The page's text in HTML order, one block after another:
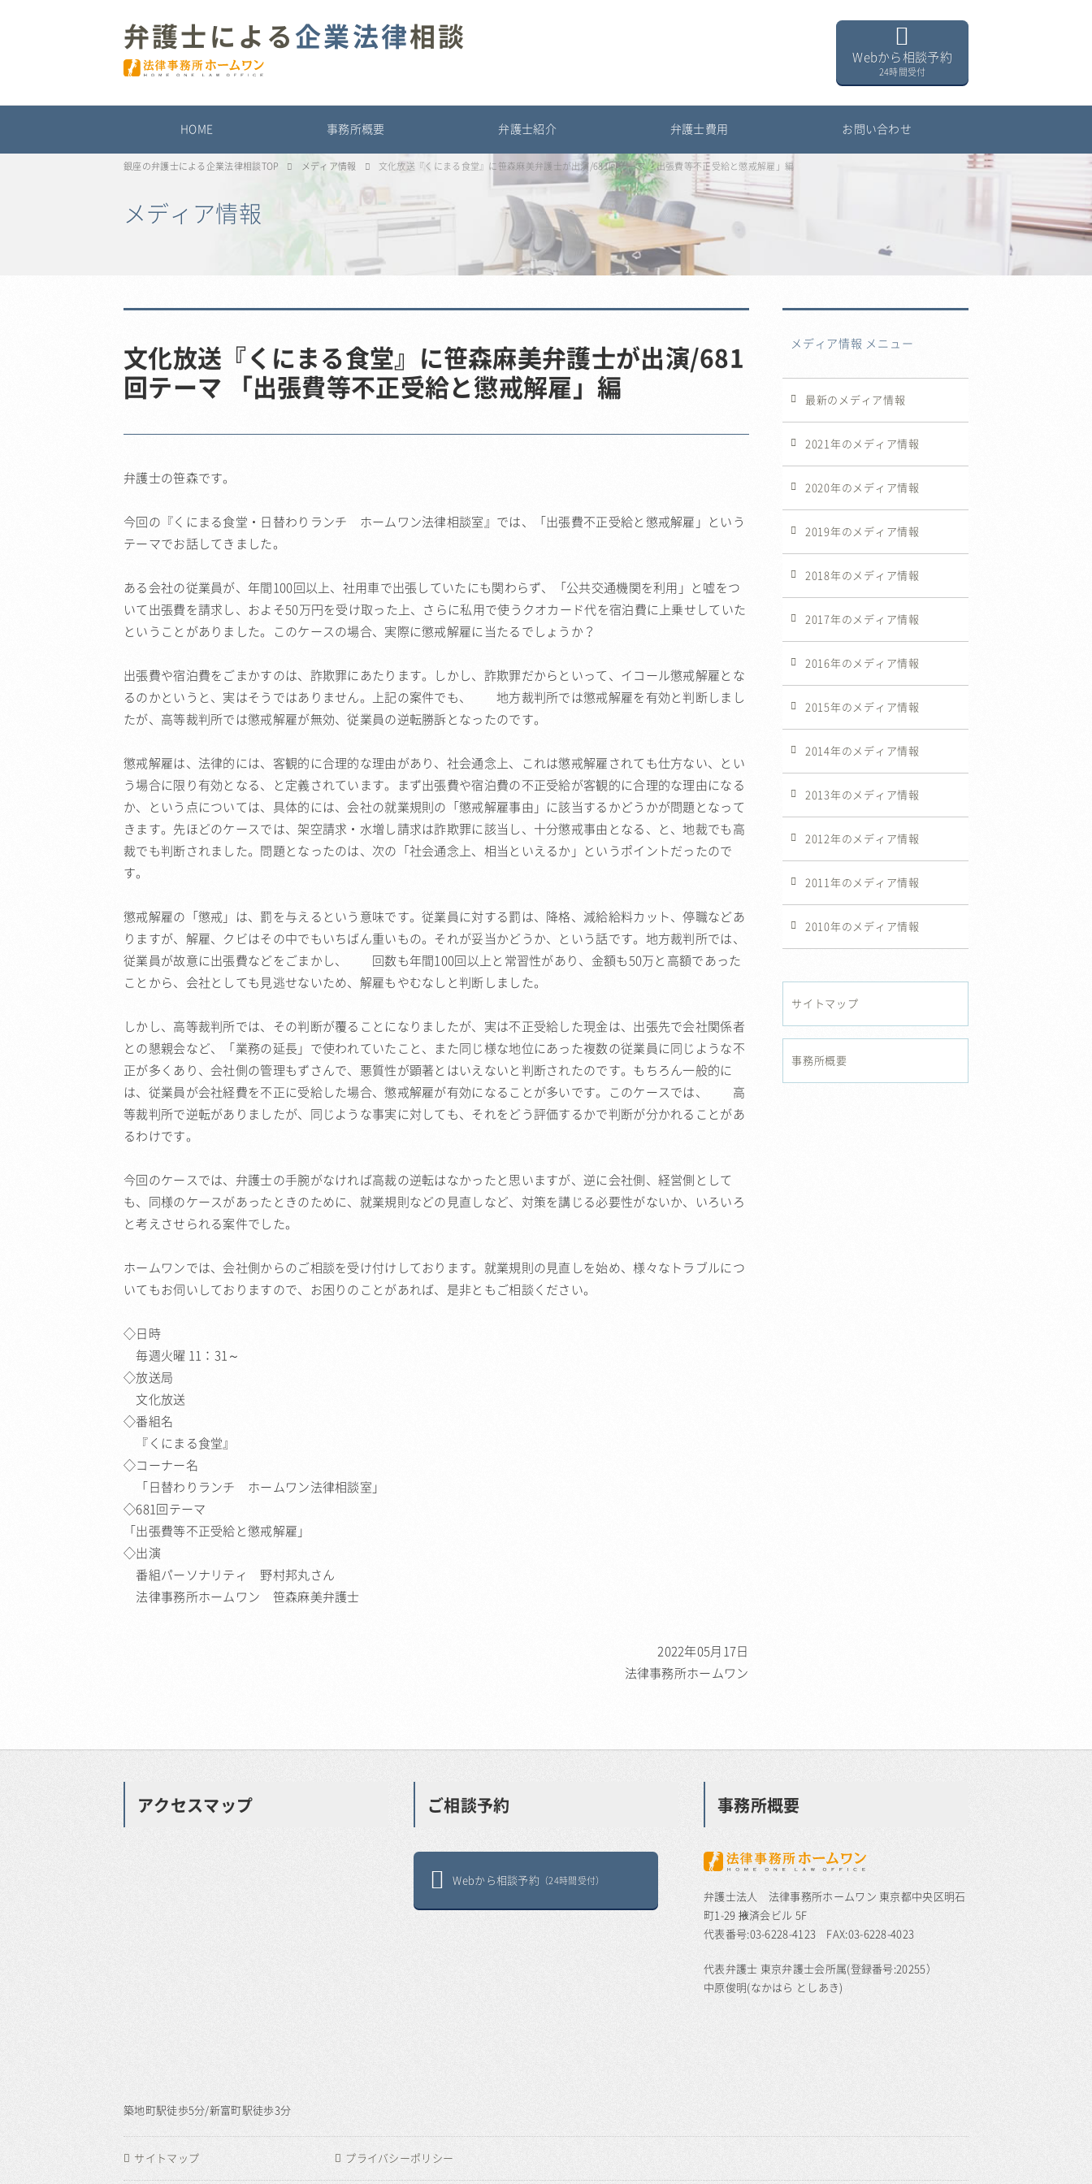
弁護士による企業法律相談
Webから相談予約
24時間受付
HOME 事務所概要 弁護士紹介 弁護士費用 お問い合わせ
銀座の弁護士による企業法律相談TOP メディア情報 文化放送『くにまる食堂』に笹森麻美弁護士が出演/681回テーマ 「出張費等不正受給と懲戒解雇」編
メディア情報
文化放送『くにまる食堂』に笹森麻美弁護士が出演/681
回テーマ 「出張費等不正受給と懲戒解雇」編
弁護士の笹森です。
今回の『くにまる食堂・日替わりランチ ホームワン法律相談室』では、「出張費不正受給と懲戒解雇」という
テーマでお話してきました。
ある会社の従業員が、年間100回以上、社用車で出張していたにも関わらず、「公共交通機関を利用」と嘘をつ
いて出張費を請求し、およそ50万円を受け取った上、さらに私用で使うクオカード代を宿泊費に上乗せしていた
ということがありました。このケースの場合、実際に懲戒解雇に当たるでしょうか？
出張費や宿泊費をごまかすのは、詐欺罪にあたります。しかし、詐欺罪だからといって、イコール懲戒解雇とな
るのかというと、実はそうではありません。上記の案件でも、 地方裁判所では懲戒解雇を有効と判断しまし
たが、高等裁判所では懲戒解雇が無効、従業員の逆転勝訴となったのです。
懲戒解雇は、法律的には、客観的に合理的な理由があり、社会通念上、これは懲戒解雇されても仕方ない、とい
う場合に限り有効となる、と定義されています。まず出張費や宿泊費の不正受給が客観的に合理的な理由になる
か、という点については、具体的には、会社の就業規則の「懲戒解雇事由」に該当するかどうかが問題となって
きます。先ほどのケースでは、架空請求・水増し請求は詐欺罪に該当し、十分懲戒事由となる、と、地裁でも高
裁でも判断されました。問題となったのは、次の「社会通念上、相当といえるか」というポイントだったので
す。
懲戒解雇の「懲戒」は、罰を与えるという意味です。従業員に対する罰は、降格、減給給料カット、停職などあ
りますが、解雇、クビはその中でもいちばん重いもの。それが妥当かどうか、という話です。地方裁判所では、
従業員が故意に出張費などをごまかし、 回数も年間100回以上と常習性があり、金額も50万と高額であった
ことから、会社としても見逃せないため、解雇もやむなしと判断しました。
しかし、高等裁判所では、その判断が覆ることになりましたが、実は不正受給した現金は、出張先で会社関係者
との懇親会など、「業務の延長」で使われていたこと、また同じ様な地位にあった複数の従業員に同じような不
正が多くあり、会社側の管理もずさんで、悪質性が顕著とはいえないと判断されたのです。もちろん一般的に
は、従業員が会社経費を不正に受給した場合、懲戒解雇が有効になることが多いです。このケースでは、 高
等裁判所で逆転がありましたが、同じような事実に対しても、それをどう評価するかで判断が分かれることがあ
るわけです。
今回のケースでは、弁護士の手腕がなければ高裁の逆転はなかったと思いますが、逆に会社側、経営側として
も、同様のケースがあったときのために、就業規則などの見直しなど、対策を講じる必要性がないか、いろいろ
と考えさせられる案件でした。
ホームワンでは、会社側からのご相談を受け付けしております。就業規則の見直しを始め、様々なトラブルにつ
いてもお伺いしておりますので、お困りのことがあれば、是非ともご相談ください。
◇日時
毎週火曜 11：31～
◇放送局
文化放送
◇番組名
『くにまる食堂』
◇コーナー名
「日替わりランチ ホームワン法律相談室」
◇681回テーマ
「出張費等不正受給と懲戒解雇」
◇出演
番組パーソナリティ 野村邦丸さん
法律事務所ホームワン 笹森麻美弁護士
2022年05月17日
法律事務所ホームワン
メディア情報 メニュー
最新のメディア情報
2021年のメディア情報
2020年のメディア情報
2019年のメディア情報
2018年のメディア情報
2017年のメディア情報
2016年のメディア情報
2015年のメディア情報
2014年のメディア情報
2013年のメディア情報
2012年のメディア情報
2011年のメディア情報
2010年のメディア情報
サイトマップ
事務所概要
アクセスマップ
築地町駅徒歩5分/新富町駅徒歩3分
ご相談予約
Webから相談予約 （24時間受付）
事務所概要
弁護士法人 法律事務所ホームワン 東京都中央区明石
町1-29 掖済会ビル 5F
代表番号:03-6228-4123 FAX:03-6228-4023
代表弁護士 東京弁護士会所属(登録番号:20255）
中原俊明(なかはら としあき)
サイトマップ プライバシーポリシー